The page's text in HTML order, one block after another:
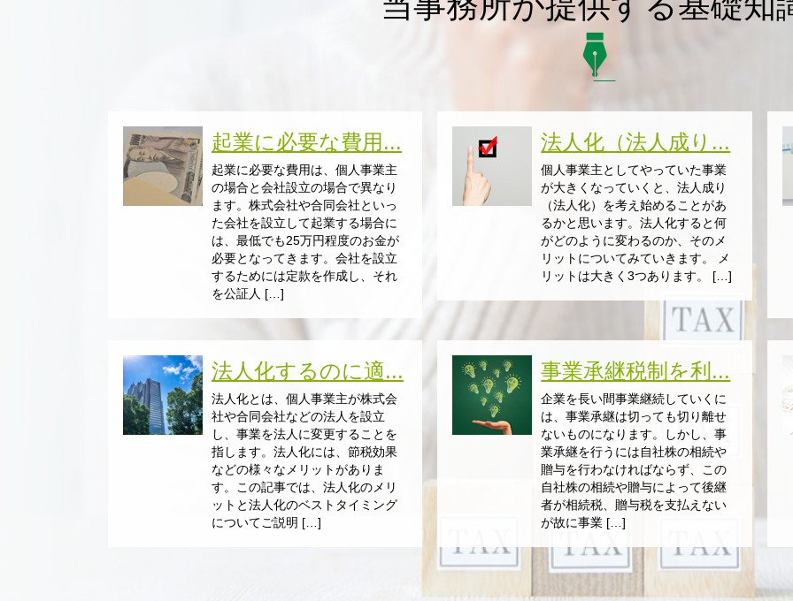
起業に必要な費用...
起業に必要な費用は、個人事業主
の場合と会社設立の場合で異なり
ます。株式会社や合同会社といっ
た会社を設立して起業する場合に
は、最低でも25万円程度のお金が
必要となってきます。会社を設立
するためには定款を作成し、それ
を公証人 […]
法人化（法人成り...
個人事業主としてやっていた事業
が大きくなっていくと、法人成り
（法人化）を考え始めることがあ
るかと思います。法人化すると何
がどのように変わるのか、そのメ
リットについてみていきます。 メ
リットは大きく3つあります。 […]
法人化するのに適...
法人化とは、個人事業主が株式会
社や合同会社などの法人を設立
し、事業を法人に変更することを
指します。法人化には、節税効果
などの様々なメリットがありま
す。この記事では、法人化のメリ
ットと法人化のベストタイミング
についてご説明 […]
事業承継税制を利...
企業を長い間事業継続していくに
は、事業承継は切っても切り離せ
ないものになります。しかし、事
業承継を行うには自社株の相続や
贈与を行わなければならず、この
自社株の相続や贈与によって後継
者が相続税、贈与税を支払えない
が故に事業 […]